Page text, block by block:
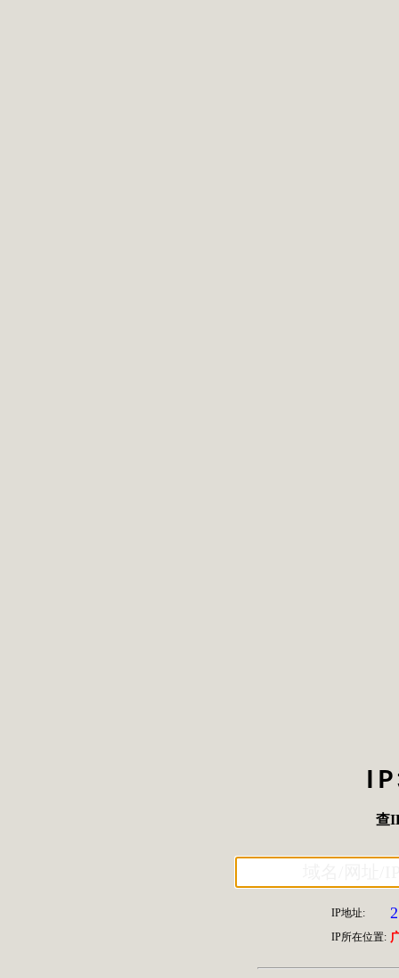
查
IP地址:
IP所在位置: